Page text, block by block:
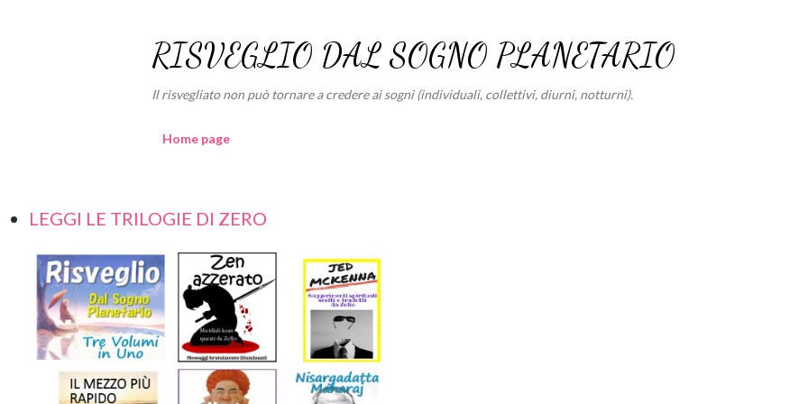
RISVEGLIO DAL SOGNO PLANETARIO
Il risvegliato non può tornare a credere ai sogni (individuali, collettivi, diurni, notturni).
Home page
LEGGI LE TRILOGIE DI ZERO